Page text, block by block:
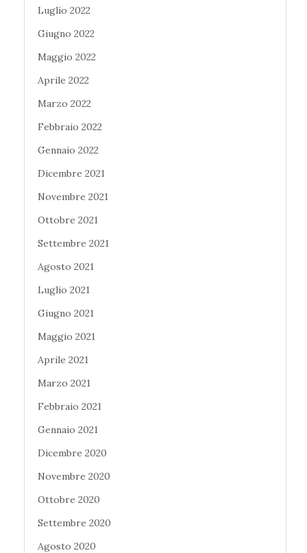
Luglio 2022
Giugno 2022
Maggio 2022
Aprile 2022
Marzo 2022
Febbraio 2022
Gennaio 2022
Dicembre 2021
Novembre 2021
Ottobre 2021
Settembre 2021
Agosto 2021
Luglio 2021
Giugno 2021
Maggio 2021
Aprile 2021
Marzo 2021
Febbraio 2021
Gennaio 2021
Dicembre 2020
Novembre 2020
Ottobre 2020
Settembre 2020
Agosto 2020